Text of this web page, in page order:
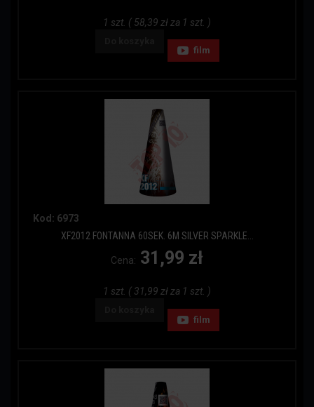
1 szt. ( 58,39 zł za 1 szt. )
film
Kod: 6973
XF2012 FONTANNA 60SEK. 6M SILVER SPARKLE...
Cena: 31,99 zł
1 szt. ( 31,99 zł za 1 szt. )
film